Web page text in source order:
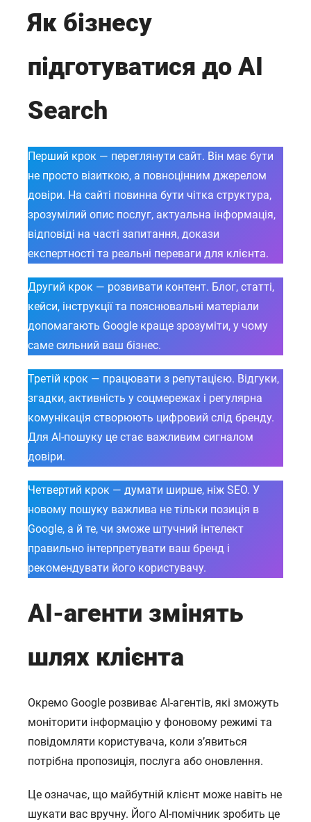
Як бізнесу
підготуватися до AI
Search
Перший крок — переглянути сайт. Він має бути
не просто візиткою, а повноцінним джерелом
довіри. На сайті повинна бути чітка структура,
зрозумілий опис послуг, актуальна інформація,
відповіді на часті запитання, докази
експертності та реальні переваги для клієнта.
Другий крок — розвивати контент. Блог, статті,
кейси, інструкції та пояснювальні матеріали
допомагають Google краще зрозуміти, у чому
саме сильний ваш бізнес.
Третій крок — працювати з репутацією. Відгуки,
згадки, активність у соцмережах і регулярна
комунікація створюють цифровий слід бренду.
Для AI-пошуку це стає важливим сигналом
довіри.
Четвертий крок — думати ширше, ніж SEO. У
новому пошуку важлива не тільки позиція в
Google, а й те, чи зможе штучний інтелект
правильно інтерпретувати ваш бренд і
рекомендувати його користувачу.
AI-агенти змінять
шлях клієнта
Окремо Google розвиває AI-агентів, які зможуть
моніторити інформацію у фоновому режимі та
повідомляти користувача, коли з’явиться
потрібна пропозиція, послуга або оновлення.
Це означає, що майбутній клієнт може навіть не
шукати вас вручну. Його AI-помічник зробить це
ГОЛОВНА
ПОСЛУГИ